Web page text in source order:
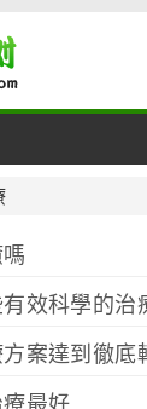
效科學的治
案達到徹底
最好